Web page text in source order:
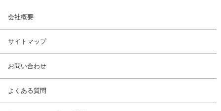
会社概要
サイトマップ
お問い合わせ
よくある質問